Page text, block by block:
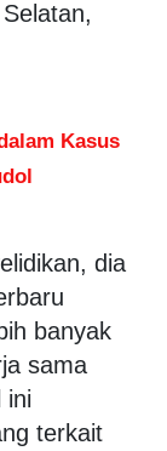
Kasus
dia
banyak
sama
ini
terkait